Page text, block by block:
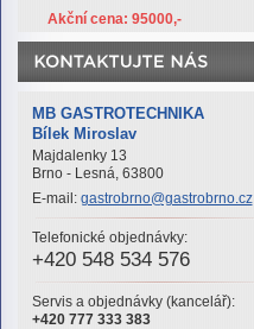
Akční cena: 95000,-
MB GASTROTECHNIKA
Bílek Miroslav
Majdalenky 13
Brno - Lesná, 63800
E-mail: gastrobrno@gastrobrno.cz
Telefonické objednávky:
+420 548 534 576
Servis a objednávky (kancelář):
+420 777 333 383